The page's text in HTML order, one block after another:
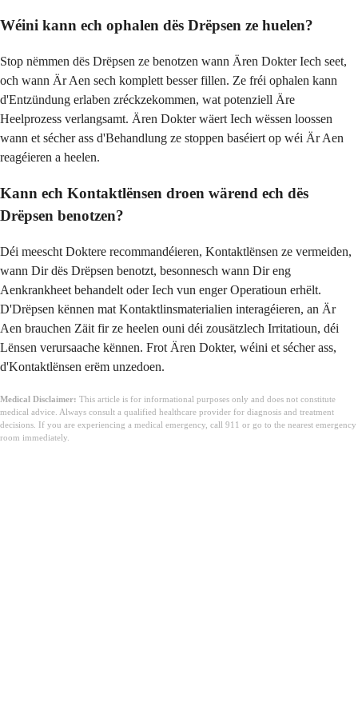
Wéini kann ech ophalen dës Drëpsen ze huelen?
Stop nëmmen dës Drëpsen ze benotzen wann Ären Dokter Iech seet,
och wann Är Aen sech komplett besser fillen. Ze fréi ophalen kann
d'Entzündung erlaben zréckzekommen, wat potenziell Äre
Heelprozess verlangsamt. Ären Dokter wäert Iech wëssen loossen
wann et sécher ass d'Behandlung ze stoppen baséiert op wéi Är Aen
reagéieren a heelen.
Kann ech Kontaktlënsen droen wärend ech dës
Drëpsen benotzen?
Déi meescht Doktere recommandéieren, Kontaktlënsen ze vermeiden,
wann Dir dës Drëpsen benotzt, besonnesch wann Dir eng
Aenkrankheet behandelt oder Iech vun enger Operatioun erhëlt.
D'Drëpsen kënnen mat Kontaktlinsmaterialien interagéieren, an Är
Aen brauchen Zäit fir ze heelen ouni déi zousätzlech Irritatioun, déi
Lënsen verursaache kënnen. Frot Ären Dokter, wéini et sécher ass,
d'Kontaktlënsen erëm unzedoen.
Medical Disclaimer: This article is for informational purposes only and does not constitute
medical advice. Always consult a qualified healthcare provider for diagnosis and treatment
decisions. If you are experiencing a medical emergency, call 911 or go to the nearest emergency
room immediately.